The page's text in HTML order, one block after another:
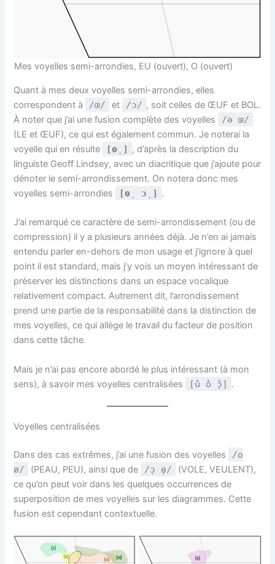
Mes voyelles semi-arrondies, EU (ouvert), O (ouvert)
Quant à mes deux voyelles semi-arrondies, elles
correspondent à
/œ/ et /ɔ/ , soit celles de ŒUF et BOL.
À noter que j’ai une fusion complète des voyelles
/ə œ/
(LE et ŒUF), ce qui est également commun. Je noterai la
voyelle qui en résulte
[ɵ̜] , d’après la description du
linguiste Geoff Lindsey, avec un diacritique que j’ajoute pour
dénoter le semi-arrondissement. On notera donc mes
voyelles semi-arrondies
[ɵ̜ ɔ̜] .
J’ai remarqué ce caractère de semi-arrondissement (ou de
compression) il y a plusieurs années déjà. Je n’en ai jamais
entendu parler en-dehors de mon usage et j’ignore à quel
point il est standard, mais j’y vois un moyen intéressant de
préserver les distinctions dans un espace vocalique
relativement compact. Autrement dit, l’arrondissement
prend une partie de la responsabilité dans la distinction de
mes voyelles, ce qui allège le travail du facteur de position
dans cette tâche.
Mais je n’ai pas encore abordé le plus intéressant (à mon
sens), à savoir mes voyelles centralisées
[u̽ o̽ ɔ̜̽] .
Voyelles centralisées
Dans des cas extrêmes, j’ai une fusion des voyelles
/o
ø/
(PEAU, PEU), ainsi que de /ɔ̜ ɵ̜/
(VOLE, VEULENT),
ce qu’on peut voir dans les quelques occurrences de
superposition de mes voyelles sur les diagrammes. Cette
fusion est cependant contextuelle.